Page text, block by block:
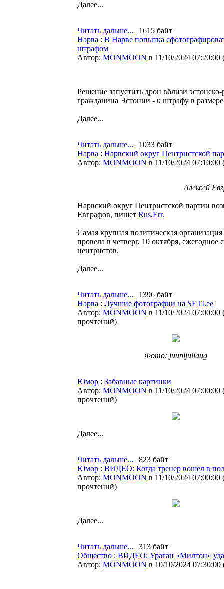
Далее...
Читать дальше... | 1615 байт
Нарва : В Нарве попытка
штрафом
Автор: MONMOON в 11/10/2024 07:20:00
Решение запустить дрон вблизи
гражданина Эстонии - к штрафу в
Далее...
Читать дальше... | 1033 байт
Нарва : Нарвский округ Центристской
Автор: MONMOON в 11/10/2024 07:10:00
Алексей
Нарвский округ Центристской партии
Евграфов, пишет Rus.Err.
Самая крупная политическая
провела в четверг, 10 октября,
центристов.
Далее...
Читать дальше... | 1396 байт
Нарва : Лучшие фотографии на SETI.ee
Автор: MONMOON в 11/10/2024 07:00:00
прочтений)
Фото: juunijuliaug
Юмор : Забавные картинки
Автор: MONMOON в 11/10/2024 07:00:00
прочтений)
Далее...
Читать дальше... | 823 байт
Юмор : ВИДЕО: Когда тренер вошел в
Автор: MONMOON в 11/10/2024 07:00:00
прочтений)
Далее...
Читать дальше... | 313 байт
Общество : ВИДЕО: Ураган «Милтон»
Автор: MONMOON в 10/10/2024 07:30:00